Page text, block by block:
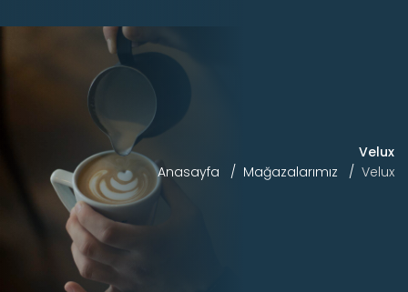
Velux
Anasayfa
Mağazalarımız Velux